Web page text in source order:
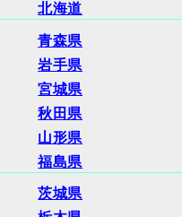
北海道
青森県
岩手県
宮城県
秋田県
山形県
福島県
茨城県